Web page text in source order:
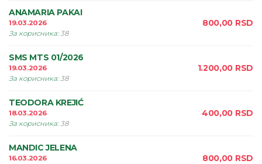
ANAMARIA PAKAI
19.03.2026
За корисника:38
800,00 RSD
SMS MTS 01/2026
19.03.2026
За корисника:38
1.200,00 RSD
TEODORA KREJIĆ
18.03.2026
За корисника:38
400,00 RSD
MANDIC JELENA
16.03.2026
800,00 RSD